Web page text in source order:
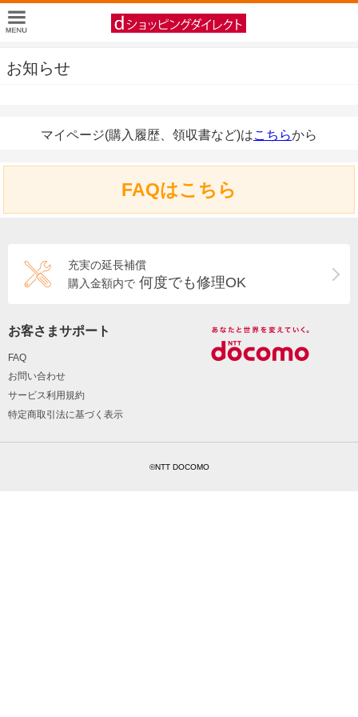
お知らせ
マイページ(購入履歴、領収書など)はこちらから
FAQはこちら
充実の延長補償
購入金額内で 何度でも修理OK
お客さまサポート
FAQ
お問い合わせ
サービス利用規約
特定商取引法に基づく表示
©NTT DOCOMO